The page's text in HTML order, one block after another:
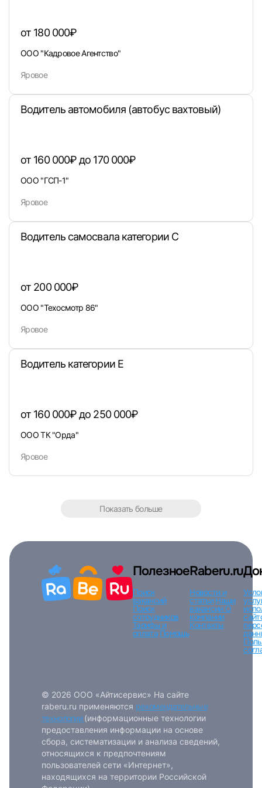
вакансии с контактами и оставлять отклики
E-mail или Телефон
Пароль
от 180 000₽
ООО "Кадровое Агентство"
Яровое
Водитель автомобиля (автобус вахтовый)
от 160 000₽ до 170 000₽
ООО "ГСП-1"
Яровое
Водитель самосвала категории С
от 200 000₽
ООО "Техосмотр 86"
Яровое
Водитель категории E
от 160 000₽ до 250 000₽
ООО ТК "Орда"
Яровое
Показать больше
Полезное
Поиск
вакансий
Поиск
сотрудников
Тарифы и
оплата Помощь
Raberu.ru
Новости и
статьи Наши
вакансииО
компании
Контакты
© 2026 ООО «Айтисервис» На сайте
raberu.ru применяются рекомендательные
технологии (информационные технологии
предоставления информации на основе
сбора, систематизации и анализа сведений,
относящихся к предпочтениям
пользователей сети «Интернет»,
находящихся на территории Российской